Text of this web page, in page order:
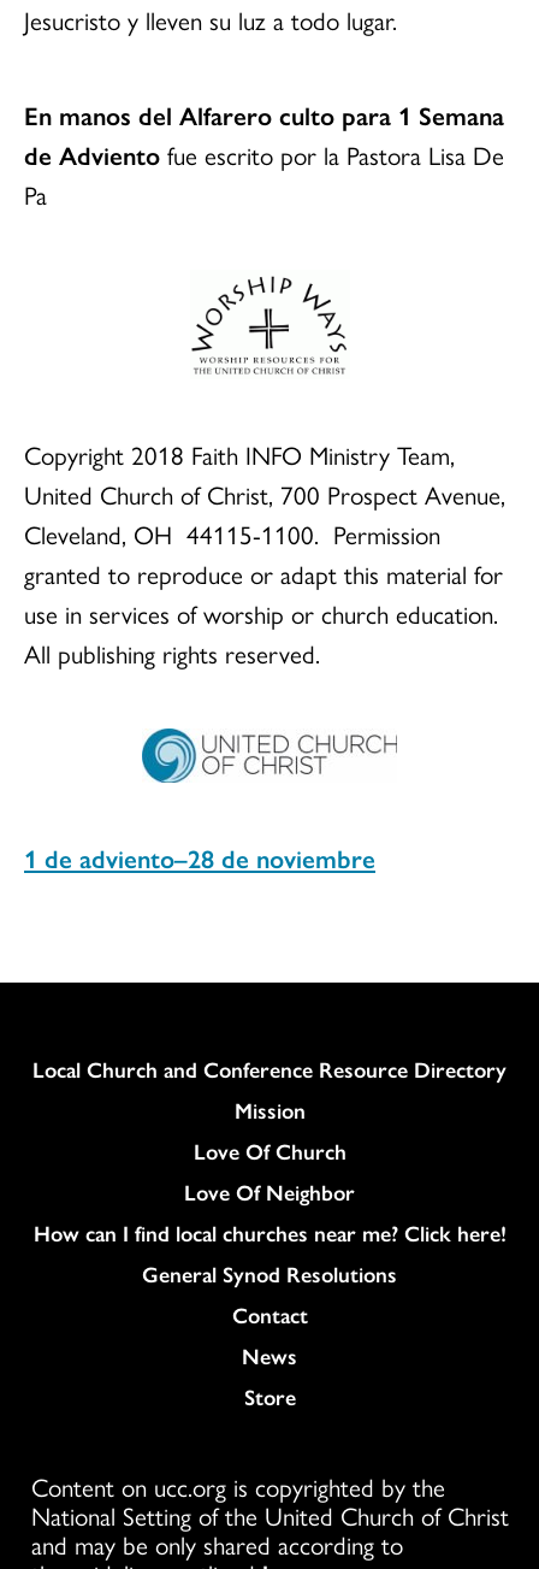
Jesucristo y lleven su luz a todo lugar.
En manos del Alfarero culto para 1 Semana
de Adviento fue escrito por la Pastora Lisa De
Pa
Copyright 2018 Faith INFO Ministry Team,
United Church of Christ, 700 Prospect Avenue,
Cleveland, OH 44115-1100. Permission
granted to reproduce or adapt this material for
use in services of worship or church education.
All publishing rights reserved.
1 de adviento–28 de noviembre
Column
Local Church and Conference Resource Directory
Mission
Love Of Church
Love Of Neighbor
How can I find local churches near me? Click here!
General Synod Resolutions
Colukmn
Contact
News
Store
Content on ucc.org is copyrighted by the
National Setting of the United Church of Christ
and may be only shared according to